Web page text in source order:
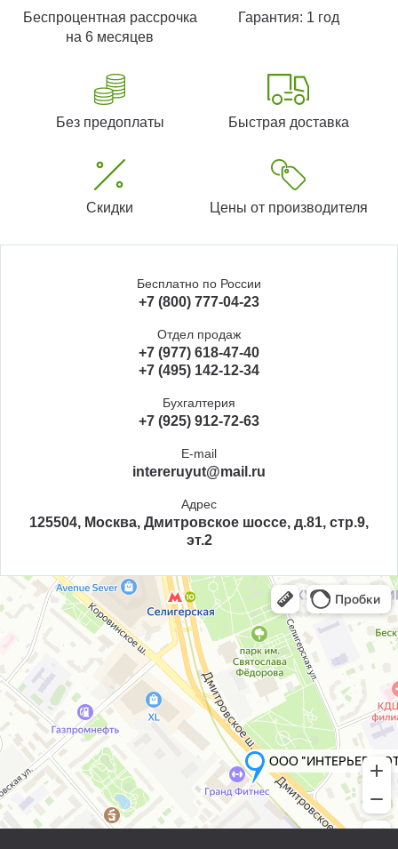
Беспроцентная рассрочка
на 6 месяцев
Гарантия: 1 год
Без предоплаты Быстрая доставка
Скидки Цены от производителя
Бесплатно по России
+7 (800) 777-04-23
Отдел продаж
+7 (977) 618-47-40
+7 (495) 142-12-34
Бухгалтерия
+7 (925) 912-72-63
E-mail
intereruyut@mail.ru
Адрес
125504, Москва, Дмитровское шоссе, д.81, стр.9,
эт.2